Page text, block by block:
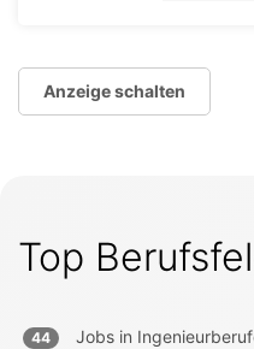
Anzeige schalten
Top
44 Jobs in